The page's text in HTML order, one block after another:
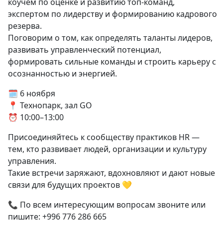
экспертом по лидерству и формированию кадрового
резерва.
Поговорим о том, как определять таланты лидеров,
развивать управленческий потенциал,
формировать сильные команды и строить карьеру с
осознанностью и энергией.
🗓 6 ноября
📍 Технопарк, зал GO
⏰ 10:00–13:00
Присоединяйтесь к сообществу практиков HR —
тем, кто развивает людей, организации и культуру
управления.
Такие встречи заряжают, вдохновляют и дают новые
связи для будущих проектов 💛
📞 По всем интересующим вопросам звоните или
пишите: +996 776 286 665